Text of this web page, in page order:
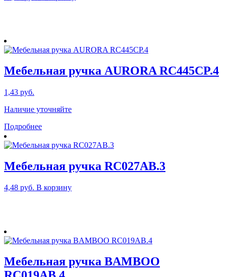
Мебельная ручка AURORA RC445CP.4
1,43 руб.
Наличие уточняйте
Подробнее
Мебельная ручка RC027AB.3
4,48 руб. В корзину
Мебельная ручка BAMBOO